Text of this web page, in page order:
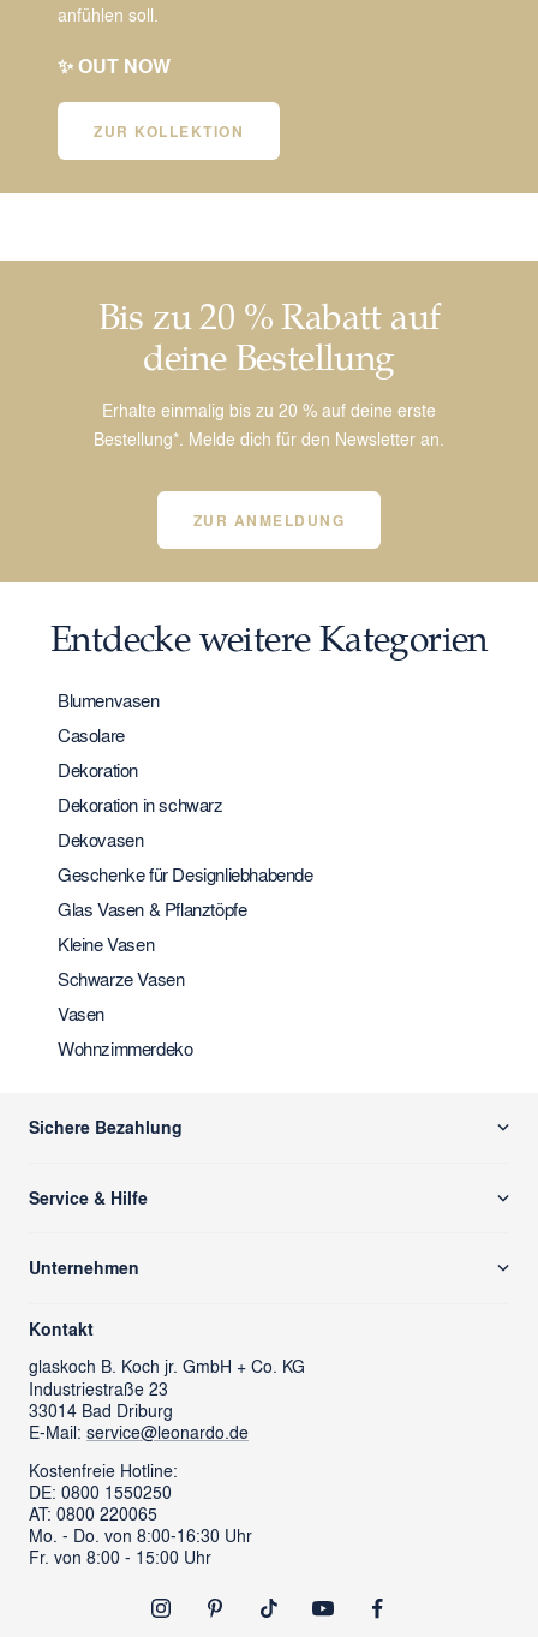
anfühlen soll.
✨ OUT NOW
ZUR KOLLEKTION
Bis zu 20 % Rabatt auf
deine Bestellung
Erhalte einmalig bis zu 20 % auf deine erste
Bestellung*. Melde dich für den Newsletter an.
ZUR ANMELDUNG
Entdecke weitere Kategorien
Blumenvasen
Casolare
Dekoration
Dekoration in schwarz
Dekovasen
Geschenke für Designliebhabende
Glas Vasen & Pflanztöpfe
Kleine Vasen
Schwarze Vasen
Vasen
Wohnzimmerdeko
Sichere Bezahlung
Unternehmen
Über uns
LEONARDO News
Karriere
Verantwortung
ProSales Gastronomie
LIVING Möbel
Newsletter
Service & Hilfe
Kontaktformular
Ansprechpartner & Presse
LEONARDO Firmengeschenke
FAQs
Händlersuche
Retoure anmelden
Vertrag widerrufen
Kontakt
glaskoch B. Koch jr. GmbH + Co. KG
Industriestraße 23
33014 Bad Driburg
E-Mail: service@leonardo.de
Kostenfreie Hotline:
DE: 0800 1550250
AT: 0800 220065
Mo. - Do. von 8:00-16:30 Uhr
Fr. von 8:00 - 15:00 Uhr